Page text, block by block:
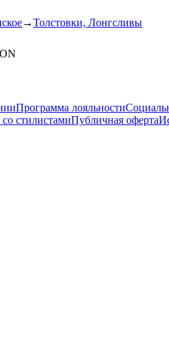
Толстовки, Лонгсливы
Программа лояльности
стилистамиПубличная оферта